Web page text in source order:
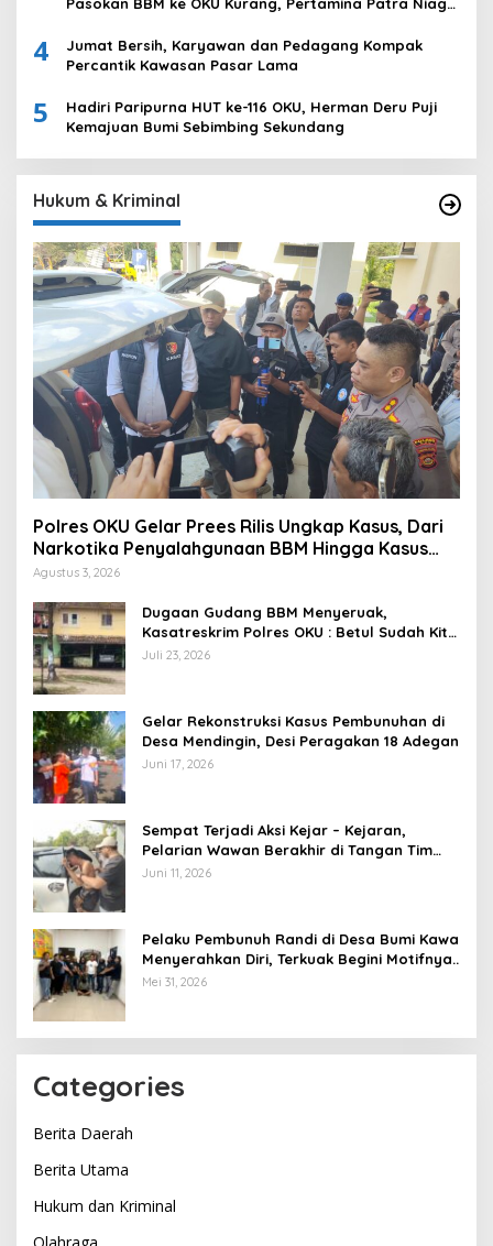
Pasokan BBM ke OKU Kurang, Pertamina Patra Niaga
4
Jumat Bersih, Karyawan dan Pedagang Kompak
Percantik Kawasan Pasar Lama
5
Hadiri Paripurna HUT ke-116 OKU, Herman Deru Puji
Kemajuan Bumi Sebimbing Sekundang
Hukum & Kriminal
Polres OKU Gelar Prees Rilis Ungkap Kasus, Dari
Narkotika Penyalahgunaan BBM Hingga Kasus
Korupsi
Agustus 3, 2026
Dugaan Gudang BBM Menyeruak,
Kasatreskrim Polres OKU : Betul Sudah Kita
Pasang Police Line
Juli 23, 2026
Gelar Rekonstruksi Kasus Pembunuhan di
Desa Mendingin, Desi Peragakan 18 Adegan
Juni 17, 2026
Sempat Terjadi Aksi Kejar – Kejaran,
Pelarian Wawan Berakhir di Tangan Tim
Opsnal Polsek Lubuk Batang, Kaki
Juni 11, 2026
Pelaku Pembunuh Randi di Desa Bumi Kawa
Menyerahkan Diri, Terkuak Begini Motifnya..
Mei 31, 2026
Categories
Berita Daerah
Berita Utama
Hukum dan Kriminal